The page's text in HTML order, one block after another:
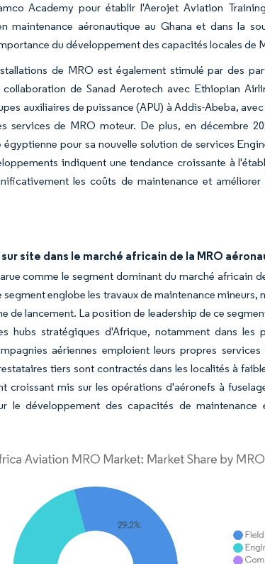
Academy pour établir l'Aerojet Aviation
maintenance aéronautique au Ghana et dans la
du développement des capacités locales de
de MRO est également stimulé par des
de Sanad Aerotech avec Ethiopian
auxiliaires de puissance (APU) à Addis-Abeba,
services de MRO moteur. De plus, en décembre
pour sa nouvelle solution de services
indiquent une tendance croissante à
les coûts de maintenance et
site dans le marché africain de la MRO
comme le segment dominant du marché africain
segment englobe les travaux de maintenance
de lancement. La position de leadership de ce
hubs stratégiques d'Afrique, notamment dans les
aériennes emploient leurs propres
tiers sont contractés dans les localités à
croissant mis sur les opérations d'aéronefs à
le développement des capacités de